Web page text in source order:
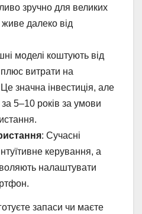
зручно для великих
живе далеко від
моделі коштують від
витрати на
значна інвестиція, але
5–10 років за умови
: Сучасні
керування, а
налаштувати
запаси чи маєте